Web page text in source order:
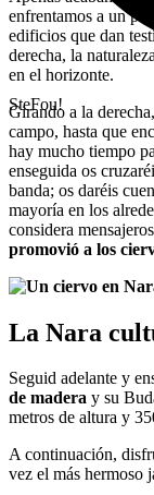
SteFou!
enfrentamos a un
edificios que dan
derecha, la
en el horizonte.
Girando a la
campo, hasta que
hay mucho tiempo
enseguida os
banda; os daréis
mayoría en los
considera
promovió a los
La Nara
Seguid adelante y
de madera y su
metros de altura y
A continuación,
vez el más hermoso